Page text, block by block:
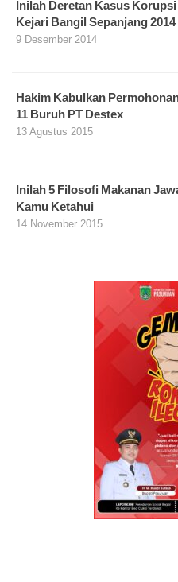
Inilah Deretan Kasus
Kejari Bangil Sepanjang 2014
9 Desember 2014
Hakim Kabulkan
11 Buruh PT Destex
13 Agustus 2015
Inilah 5 Filosofi Makanan
Kamu Ketahui
14 November 2015